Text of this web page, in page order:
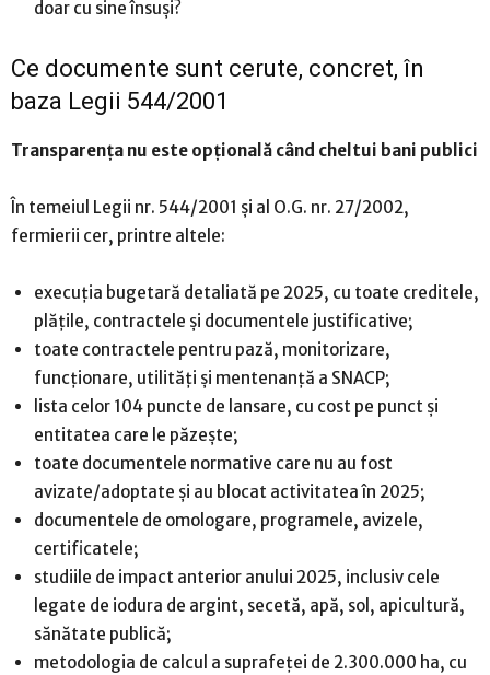
doar cu sine însuși?
Ce documente sunt cerute, concret, în
baza Legii 544/2001
Transparența nu este opțională când cheltui bani publici
În temeiul Legii nr. 544/2001 și al O.G. nr. 27/2002,
fermierii cer, printre altele:
execuția bugetară detaliată pe 2025, cu toate creditele,
plățile, contractele și documentele justificative;
toate contractele pentru pază, monitorizare,
funcționare, utilități și mentenanță a SNACP;
lista celor 104 puncte de lansare, cu cost pe punct și
entitatea care le păzește;
toate documentele normative care nu au fost
avizate/adoptate și au blocat activitatea în 2025;
documentele de omologare, programele, avizele,
certificatele;
studiile de impact anterior anului 2025, inclusiv cele
legate de iodura de argint, secetă, apă, sol, apicultură,
sănătate publică;
metodologia de calcul a suprafeței de 2.300.000 ha, cu